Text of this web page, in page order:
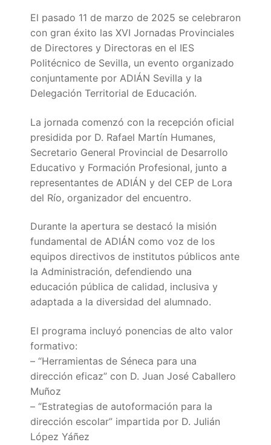
Adián Jaén
Adián Málaga
Adián Sevilla
Aula Virtual de Formación del Profesorado
Portal AVERROES
Portal SÉNECA
El pasado 11 de marzo de 2025 se celebraron
con gran éxito las XVI Jornadas Provinciales
de Directores y Directoras en el IES
Politécnico de Sevilla, un evento organizado
conjuntamente por ADIÁN Sevilla y la
Delegación Territorial de Educación.
La jornada comenzó con la recepción oficial
presidida por D. Rafael Martín Humanes,
Secretario General Provincial de Desarrollo
Educativo y Formación Profesional, junto a
representantes de ADIÁN y del CEP de Lora
del Río, organizador del encuentro.
Durante la apertura se destacó la misión
fundamental de ADIÁN como voz de los
equipos directivos de institutos públicos ante
la Administración, defendiendo una
educación pública de calidad, inclusiva y
adaptada a la diversidad del alumnado.
El programa incluyó ponencias de alto valor
formativo:
– “Herramientas de Séneca para una
dirección eficaz” con D. Juan José Caballero
Muñoz
– “Estrategias de autoformación para la
dirección escolar” impartida por D. Julián
López Yáñez